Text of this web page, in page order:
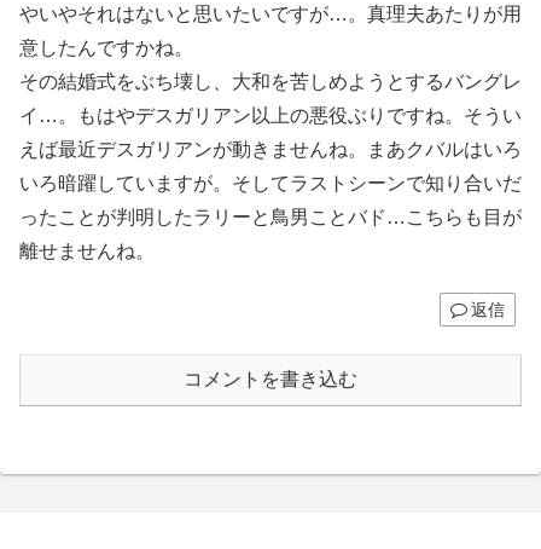
やいやそれはないと思いたいですが…。真理夫あたりが用
意したんですかね。
その結婚式をぶち壊し、大和を苦しめようとするバングレ
イ…。もはやデスガリアン以上の悪役ぶりですね。そうい
えば最近デスガリアンが動きませんね。まあクバルはいろ
いろ暗躍していますが。そしてラストシーンで知り合いだ
ったことが判明したラリーと鳥男ことバド…こちらも目が
離せませんね。
返信
コメントを書き込む